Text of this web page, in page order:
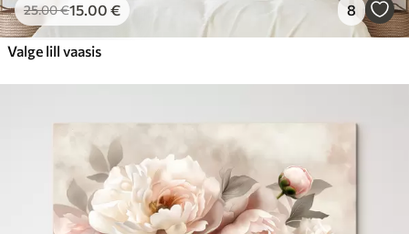
25.00€15.00 € 8
Valge lill vaasis